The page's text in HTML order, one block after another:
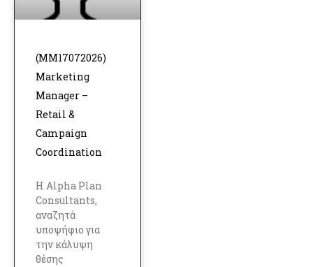
(MM17072026)
Marketing
Manager –
Retail &
Campaign
Coordination
Η Alpha Plan
Consultants,
αναζητά
υποψήφιο για
την κάλυψη
θέσης